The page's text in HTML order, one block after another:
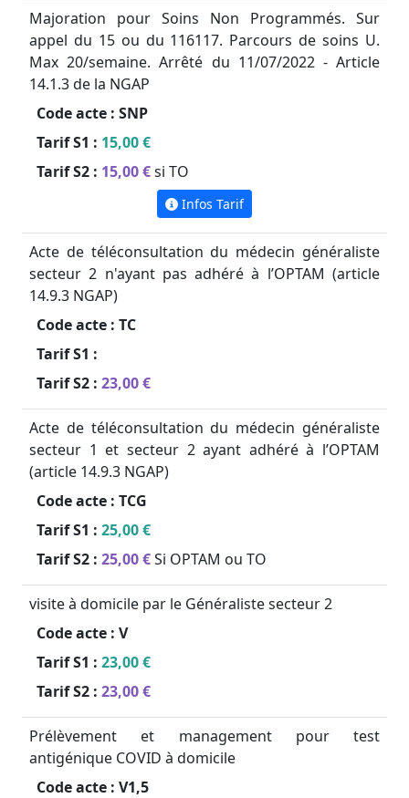
Majoration pour Soins Non Programmés. Sur
appel du 15 ou du 116117. Parcours de soins U.
Max 20/semaine. Arrêté du 11/07/2022 - Article
14.1.3 de la NGAP
Code acte : SNP
Tarif S1 : 15,00 €
Tarif S2 : 15,00 €si TO
Infos Tarif
Acte de téléconsultation du médecin généraliste
secteur 2 n'ayant pas adhéré à l’OPTAM (article
14.9.3 NGAP)
Code acte : TC
Tarif S1 :
Tarif S2 : 23,00 €
Acte de téléconsultation du médecin généraliste
secteur 1 et secteur 2 ayant adhéré à l’OPTAM
(article 14.9.3 NGAP)
Code acte : TCG
Tarif S1 : 25,00 €
Tarif S2 : 25,00 €Si OPTAM ou TO
visite à domicile par le Généraliste secteur 2
Code acte : V
Tarif S1 : 23,00 €
Tarif S2 : 23,00 €
Prélèvement et management pour test
antigénique COVID à domicile
Code acte : V1,5